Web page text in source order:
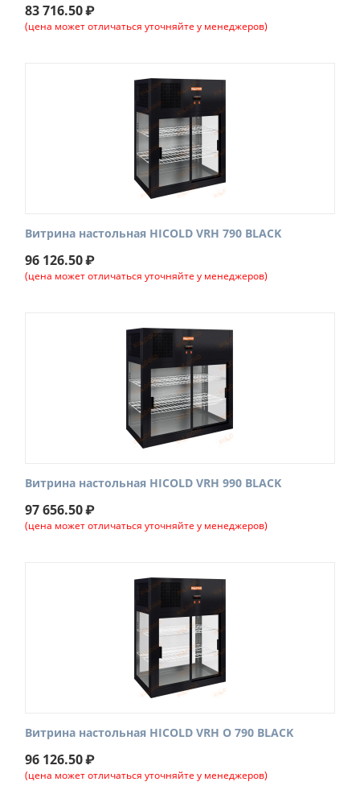
83 716.50₽
(цена может отличаться уточняйте у менеджеров)
Витрина настольная HICOLD VRH 790 BLACK
96 126.50₽
(цена может отличаться уточняйте у менеджеров)
Витрина настольная HICOLD VRH 990 BLACK
97 656.50₽
(цена может отличаться уточняйте у менеджеров)
Витрина настольная HICOLD VRH O 790 BLACK
96 126.50₽
(цена может отличаться уточняйте у менеджеров)